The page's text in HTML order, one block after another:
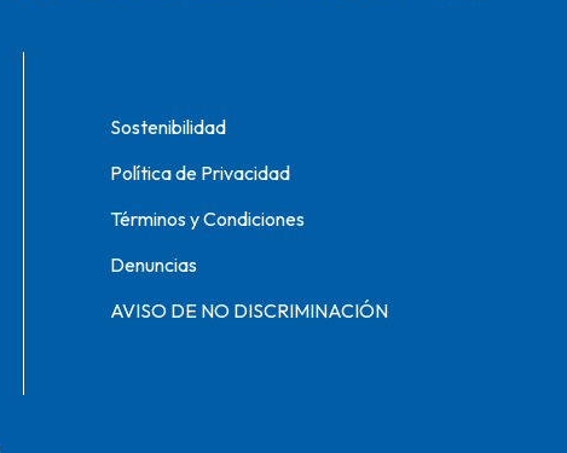
Sostenibilidad
Política de Privacidad
Términos y Condiciones
Denuncias
AVISO DE NO DISCRIMINACIÓN